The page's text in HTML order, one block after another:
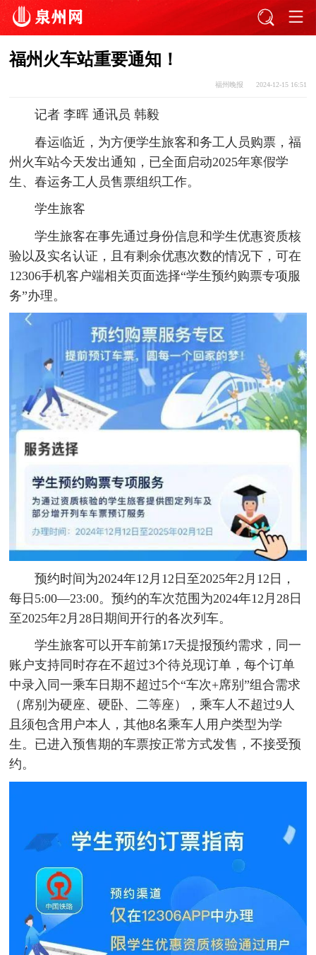
福州火车站重要通知！
福州晚报 2024-12-15 16:51
记者 李晖 通讯员 韩毅
春运临近，为方便学生旅客和务工人员购票，福
州火车站今天发出通知，已全面启动2025年寒假学
生、春运务工人员售票组织工作。
学生旅客
学生旅客在事先通过身份信息和学生优惠资质核
验以及实名认证，且有剩余优惠次数的情况下，可在
12306手机客户端相关页面选择“学生预约购票专项服
务”办理。
预约时间为2024年12月12日至2025年2月12日，
每日5:00—23:00。预约的车次范围为2024年12月28日
至2025年2月28日期间开行的各次列车。
学生旅客可以开车前第17天提报预约需求，同一
账户支持同时存在不超过3个待兑现订单，每个订单
中录入同一乘车日期不超过5个“车次+席别”组合需求
（席别为硬座、硬卧、二等座），乘车人不超过9人
且须包含用户本人，其他8名乘车人用户类型为学
生。已进入预售期的车票按正常方式发售，不接受预
约。